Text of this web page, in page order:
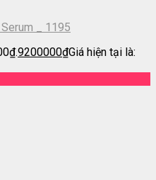
_ 1195
9200000₫Giá hiện tại là: